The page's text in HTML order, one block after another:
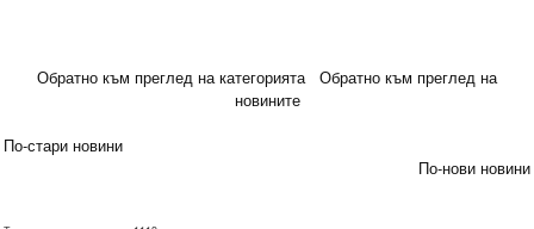
Обратно към преглед на категорията
Обратно към преглед на
новините
По-стари новини
По-нови новини